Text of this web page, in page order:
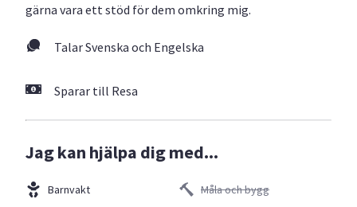
gärna vara ett stöd för dem omkring mig.
Talar Svenska och Engelska
Sparar till Resa
Jag kan hjälpa dig med...
Barnvakt
Måla och bygg